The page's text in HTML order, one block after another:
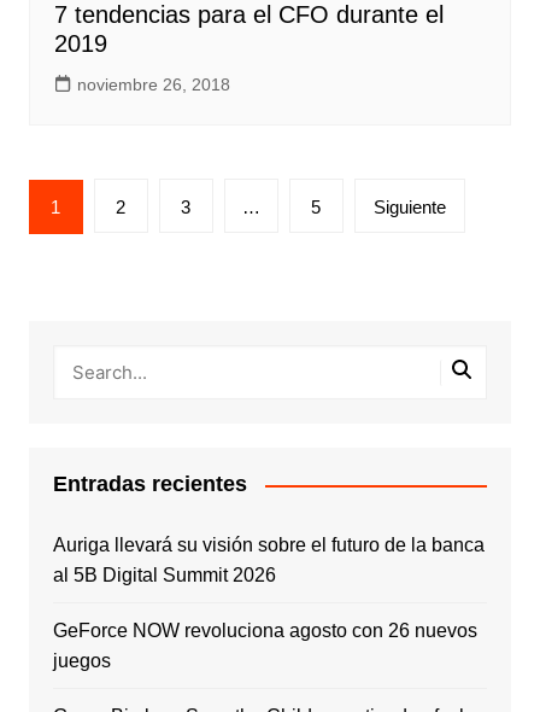
7 tendencias para el CFO durante el
2019
noviembre 26, 2018
Paginación
de
1 2 3 … 5 Siguiente
Entradas recientes
Auriga llevará su visión sobre el futuro de la banca
al 5B Digital Summit 2026
GeForce NOW revoluciona agosto con 26 nuevos
juegos